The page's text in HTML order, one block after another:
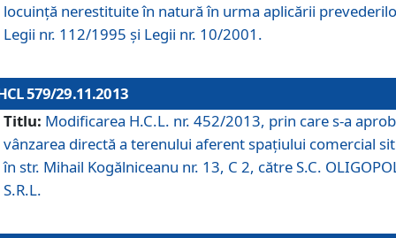
locuinţă nerestituite în natură în urma aplicării
Legii nr. 112/1995 şi Legii nr. 10/2001.
579/29.11.2013
Titlu: Modificarea H.C.L. nr. 452/2013, prin care s-a
vânzarea directă a terenului aferent spaţiului comercial
în str. Mihail Kogălniceanu nr. 13, C 2, către S.C.
S.R.L.